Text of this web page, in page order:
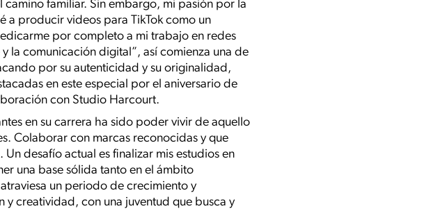
familiar. Sin embargo, mi pasión por la
a producir videos para TikTok como un
por completo a mi trabajo en redes
la comunicación digital”, así comienza una de
por su autenticidad y su originalidad,
en este especial por el aniversario de
con Studio Harcourt.
en su carrera ha sido poder vivir de aquello
Colaborar con marcas reconocidas y que
desafío actual es finalizar mis estudios en
una base sólida tanto en el ámbito
un periodo de crecimiento y
creatividad, con una juventud que busca y